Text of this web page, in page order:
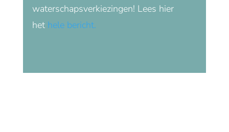
waterschapsverkiezingen! Lees hier
het hele bericht.